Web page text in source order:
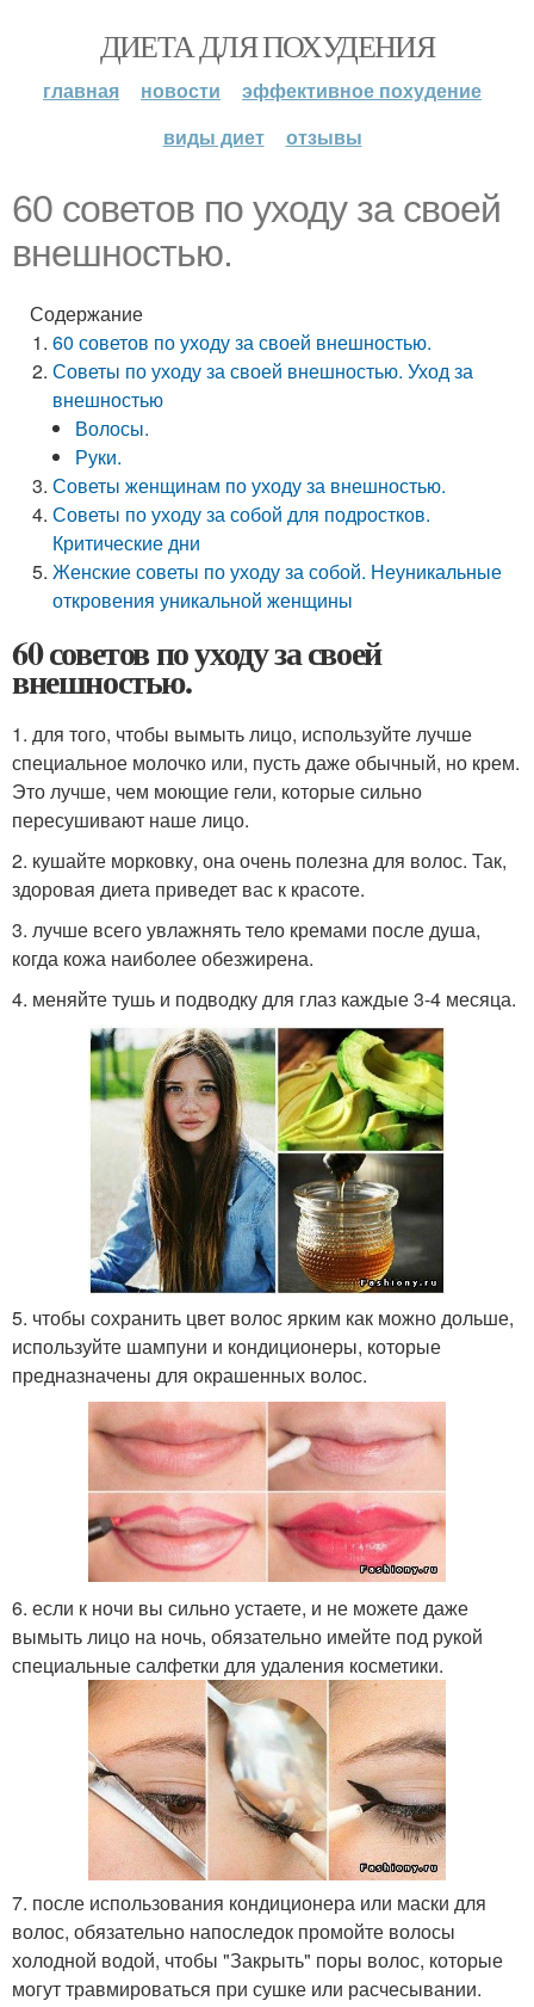
ДИЕТА ДЛЯ ПОХУДЕНИЯ
главная новости
эффективное похудение
виды диет
отзывы
60 советов по уходу за своей
внешностью.
Содержание
60 советов по уходу за своей внешностью.
Советы по уходу за своей внешностью. Уход за
внешностью
Волосы.
Руки.
Советы женщинам по уходу за внешностью.
Советы по уходу за собой для подростков.
Критические дни
Женские советы по уходу за собой. Неуникальные
откровения уникальной женщины
60 советов по уходу за своей
внешностью.
1. для того, чтобы вымыть лицо, используйте лучше
специальное молочко или, пусть даже обычный, но крем.
Это лучше, чем моющие гели, которые сильно
пересушивают наше лицо.
2. кушайте морковку, она очень полезна для волос. Так,
здоровая диета приведет вас к красоте.
3. лучше всего увлажнять тело кремами после душа,
когда кожа наиболее обезжирена.
4. меняйте тушь и подводку для глаз каждые 3-4 месяца.
5. чтобы сохранить цвет волос ярким как можно дольше,
используйте шампуни и кондиционеры, которые
предназначены для окрашенных волос.
6. если к ночи вы сильно устаете, и не можете даже
вымыть лицо на ночь, обязательно имейте под рукой
специальные салфетки для удаления косметики.
7. после использования кондиционера или маски для
волос, обязательно напоследок промойте волосы
холодной водой, чтобы "Закрыть" поры волос, которые
могут травмироваться при сушке или расчесывании.